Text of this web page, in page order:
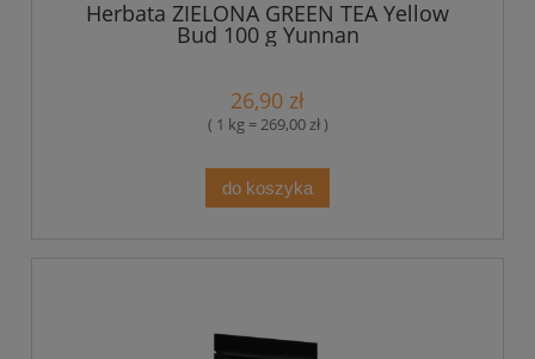
Herbata ZIELONA GREEN TEA Yellow
Bud 100 g Yunnan
26,90 zł
( 1 kg = 269,00 zł )
do koszyka